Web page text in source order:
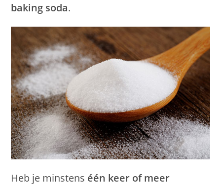
baking soda.
Heb je minstens één keer of meer